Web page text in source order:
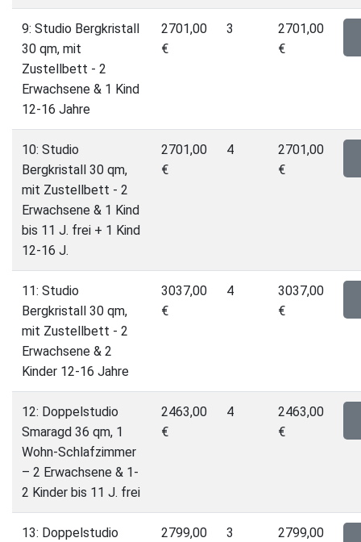
9: Studio Bergkristall
30 qm, mit
Zustellbett - 2
Erwachsene & 1 Kind
12-16 Jahre
2701,00
€
3
2701,00
€
10: Studio
Bergkristall 30 qm,
mit Zustellbett - 2
Erwachsene & 1 Kind
bis 11 J. frei + 1 Kind
12-16 J.
2701,00
€
4
2701,00
€
11: Studio
Bergkristall 30 qm,
mit Zustellbett - 2
Erwachsene & 2
Kinder 12-16 Jahre
3037,00
€
4
3037,00
€
12: Doppelstudio
Smaragd 36 qm, 1
Wohn-Schlafzimmer
– 2 Erwachsene & 1-
2 Kinder bis 11 J. frei
2463,00
€
4
2463,00
€
13: Doppelstudio
2799,00
3
2799,00